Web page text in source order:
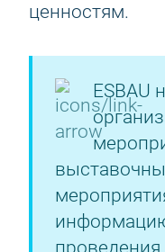
ценностям.
ESBAU